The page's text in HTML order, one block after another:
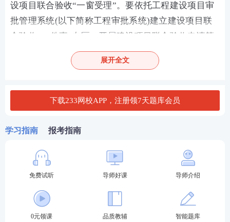
设项目联合验收“一窗受理”。要依托工程建设项目审
批管理系统(以下简称工程审批系统)建立建设项目联
合验收“一件事”专区，开展建设项目联合验收申请等
工作。要明确申请条件和提交材料清单，以及办理流
程和注意事项，为企业办事提供精准服务。鼓励将建
可根据需求灵活选择验收事项。收到联合验收申请
后，各有关部门要及时审查，切实压减办理时限。要
加强窗口人员培训
(二)实施联合勘验。各地要建立住房城乡建设部门牵
头，自然资源、人防、消防救援等部门共同参与的联
合勘验机制。住房城乡建设部门要组织有关部门在规
定期限内开展联合勘验，汇总有关部门的专项验收意
见后一次性告知建设单位。未通过专项验收的，建设
展开全文
下载233网校APP，注册领7天题库会员
学习指南 报考指南
免费试听 导师好课 导师介绍
0元领课 品质教辅 智能题库